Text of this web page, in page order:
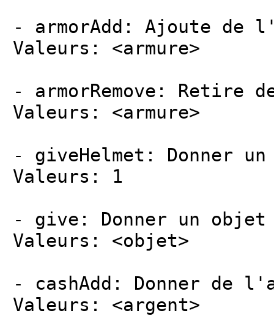
- armorAdd: Ajoute de
Valeurs: <armure>
- armorRemove: Retire
Valeurs: <armure>
- giveHelmet: Donner
Valeurs: 1
- give: Donner un
Valeurs: <objet>
- cashAdd: Donner de
Valeurs: <argent>